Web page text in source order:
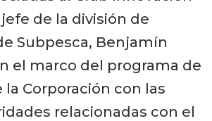
de la división de
Subpesca, Benjamín
el marco del programa de
Corporación con las
relacionadas con el